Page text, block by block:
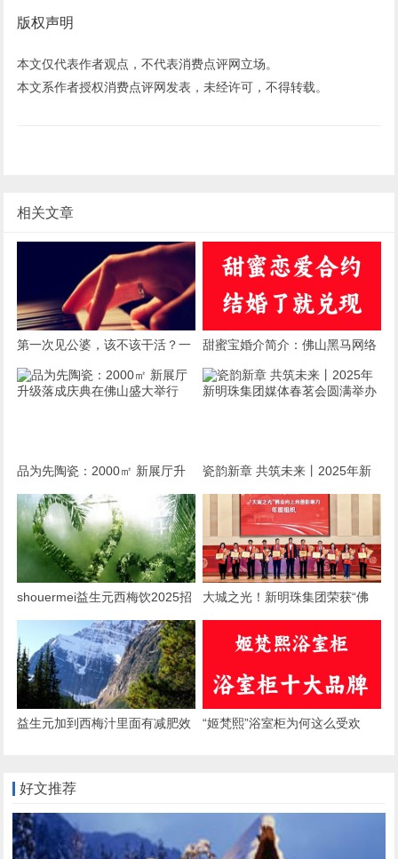
版权声明
本文仅代表作者观点，不代表消费点评网立场。
本文系作者授权消费点评网发表，未经许可，不得转载。
相关文章
第一次见公婆，该不该干活？一
场关乎情商与自我的微妙博弈
甜蜜宝婚介简介：佛山黑马网络
有限公司旗下婚恋服务品牌
品为先陶瓷：2000㎡ 新展厅升
级落成庆典在佛山盛大举行
瓷韵新章 共筑未来丨2025年新
明珠集团媒体春茗会圆满举办
shouermei益生元西梅饮2025招
募合伙人：共赴健康饮品新蓝海
大城之光！新明珠集团荣获“佛
益生元加到西梅汁里面有减肥效
“姬梵熙”浴室柜为何这么受欢
好文推荐